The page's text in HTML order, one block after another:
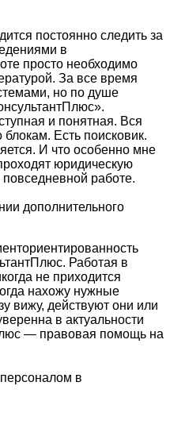
постоянно следить за
в
просто необходимо
За все время
но по душе
и понятная. Вся
Есть поисковик.
И что особенно мне
юридическую
работе.
дополнительного
Работая в
не приходится
нахожу нужные
вижу, действуют они или
в актуальности
— правовая помощь на
в